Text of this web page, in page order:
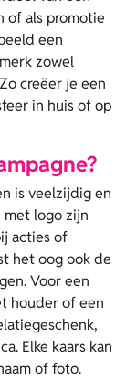
of als promotie
een
zowel
creëer je een
in huis of op
is veelzijdig en
met logo zijn
acties of
het oog ook de
Voor een
houder of een
Elke kaars kan
of foto.